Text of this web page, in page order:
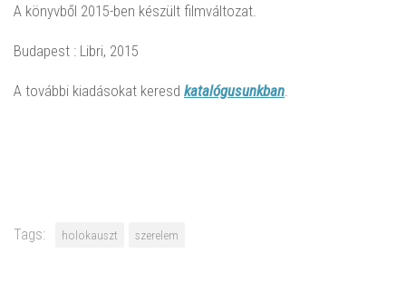
A könyvből 2015-ben készült filmváltozat.
Budapest : Libri, 2015
A további kiadásokat keresd katalógusunkban
Tags: holokauszt szerelem